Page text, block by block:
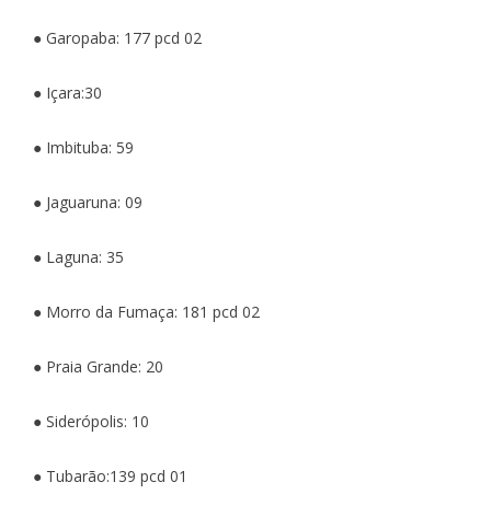
● Garopaba: 177 pcd 02
● Içara:30
● Imbituba: 59
● Jaguaruna: 09
● Laguna: 35
● Morro da Fumaça: 181 pcd 02
● Praia Grande: 20
● Siderópolis: 10
● Tubarão:139 pcd 01